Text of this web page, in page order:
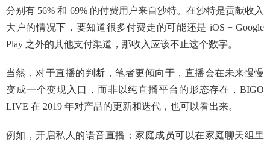
分别有 56% 和 69% 的付费用户来自沙特。在沙特是贡献收入
大户的情况下，要知道很多付费走的可能还是 iOS + Google
Play 之外的其他支付渠道，那收入应该不止这个数字。
当然，对于直播的判断，笔者更倾向于，直播会在未来慢慢
变成一个变现入口，而非以纯直播平台的形态存在，BIGO
LIVE 在 2019 年对产品的更新和迭代，也可以看出来。
例如，开启私人的语音直播；家庭成员可以在家庭聊天组里